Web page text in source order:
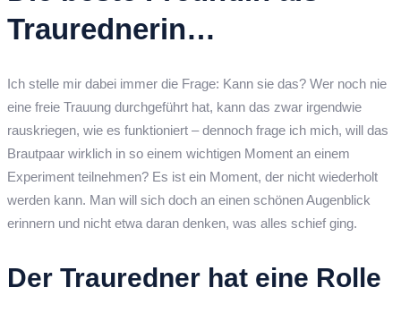
Traurednerin…
Ich stelle mir dabei immer die Frage: Kann sie das? Wer noch nie
eine freie Trauung durchgeführt hat, kann das zwar irgendwie
rauskriegen, wie es funktioniert – dennoch frage ich mich, will das
Brautpaar wirklich in so einem wichtigen Moment an einem
Experiment teilnehmen? Es ist ein Moment, der nicht wiederholt
werden kann. Man will sich doch an einen schönen Augenblick
erinnern und nicht etwa daran denken, was alles schief ging.
Der Trauredner hat eine Rolle